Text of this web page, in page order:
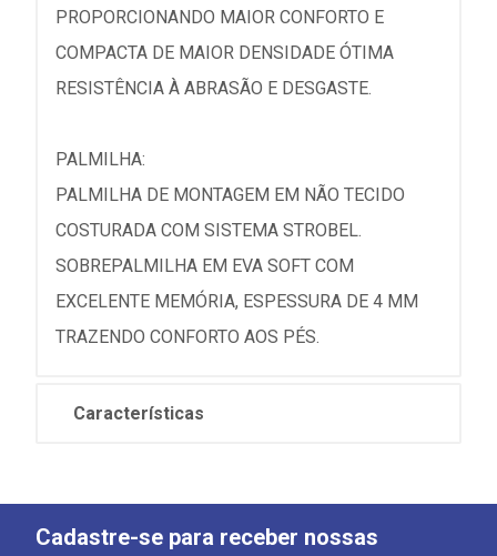
PROPORCIONANDO MAIOR CONFORTO E
COMPACTA DE MAIOR DENSIDADE ÓTIMA
RESISTÊNCIA À ABRASÃO E DESGASTE.
PALMILHA:
PALMILHA DE MONTAGEM EM NÃO TECIDO
COSTURADA COM SISTEMA STROBEL.
SOBREPALMILHA EM EVA SOFT COM
EXCELENTE MEMÓRIA, ESPESSURA DE 4 MM
TRAZENDO CONFORTO AOS PÉS.
Características
Cadastre-se para receber nossas